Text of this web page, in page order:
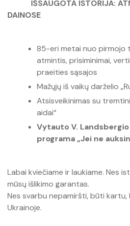
IŠSAUGOTA ISTORIJA:
DAINOSE
85-eri metai nuo pirmojo
atmintis, prisiminimai,
praeities sąsajos
Mažųjų iš vaikų darželio
Atsisveikinimas su
aidai“
Vytauto V.
programa „Jei ne
Labai kviečiame ir laukiame. Nes
mūsų išlikimo garantas.
Nes svarbu nepamiršti, būti
Ukrainoje.